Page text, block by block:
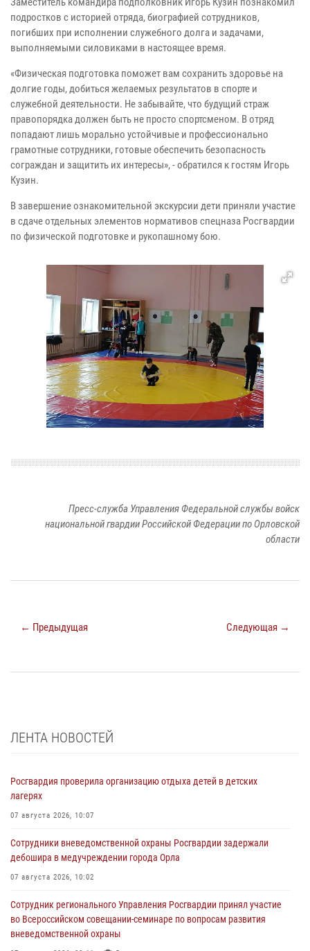
подростков с историей отряда, биографией сотрудников,
погибших при исполнении служебного долга и задачами,
выполняемыми силовиками в настоящее время.
«Физическая подготовка поможет вам сохранить здоровье на
долгие годы, добиться желаемых результатов в спорте и
служебной деятельности. Не забывайте, что будущий страж
правопорядка должен быть не просто спортсменом. В отряд
попадают лишь морально устойчивые и профессионально
грамотные сотрудники, готовые обеспечить безопасность
сограждан и защитить их интересы», - обратился к гостям Игорь
Кузин.
В завершение ознакомительной экскурсии дети приняли участие
в сдаче отдельных элементов нормативов спецназа Росгвардии
по физической подготовке и рукопашному бою.
Пресс-служба Управления Федеральной службы войск
национальной гвардии Российской Федерации по Орловской
области
← Предыдущая Следующая →
ЛЕНТА НОВОСТЕЙ
Росгвардия проверила организацию отдыха детей в детских
лагерях
07 августа 2026, 10:07
Сотрудники вневедомственной охраны Росгвардии задержали
дебошира в медучреждении города Орла
07 августа 2026, 10:02
Сотрудник регионального Управления Росгвардии принял участие
во Всероссийском совещании-семинаре по вопросам развития
вневедомственной охраны